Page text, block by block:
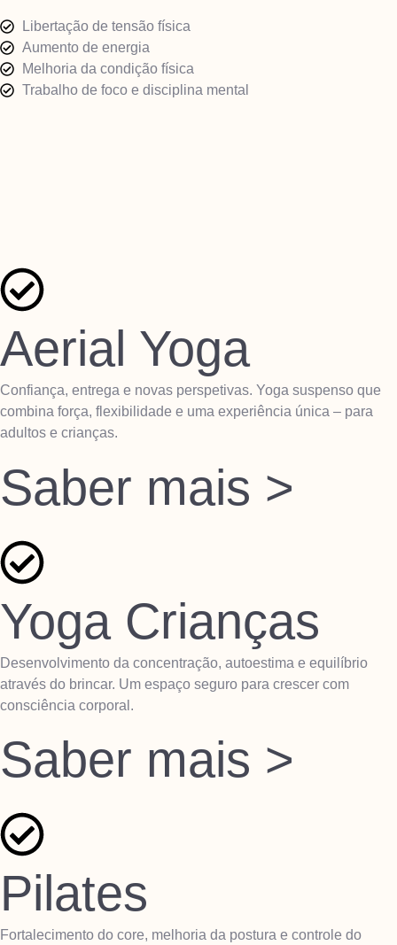
Libertação de tensão física
Aumento de energia
Melhoria da condição física
Trabalho de foco e disciplina mental
Aerial Yoga
Confiança, entrega e novas perspetivas. Yoga suspenso que
combina força, flexibilidade e uma experiência única – para
adultos e crianças.
Saber mais >
Yoga Crianças
Desenvolvimento da concentração, autoestima e equilíbrio
através do brincar. Um espaço seguro para crescer com
consciência corporal.
Saber mais >
Pilates
Fortalecimento do core, melhoria da postura e controle do